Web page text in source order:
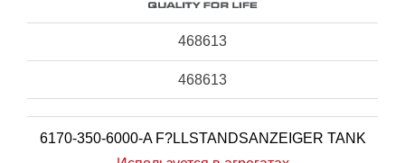
468613
468613
6170-350-6000-A F?LLSTANDSANZEIGER TANK